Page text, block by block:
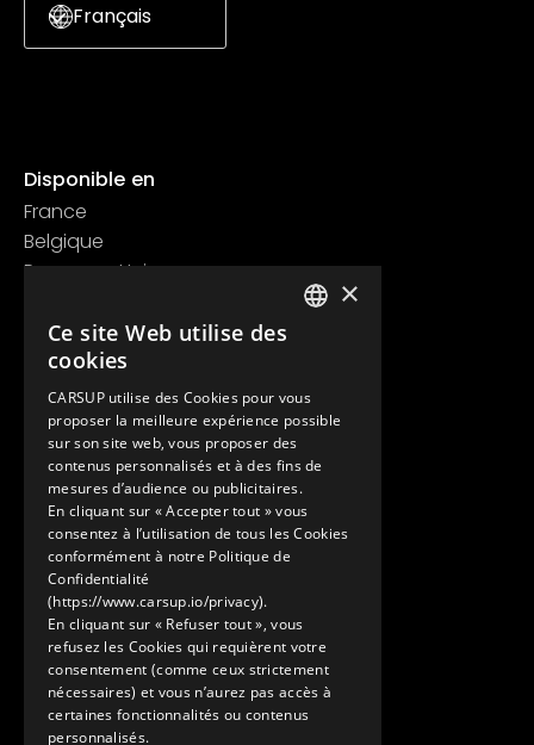
Français
Disponible en
France
Belgique
Royaume Uni
Contact
+33 1 89 47 00 43
contact@carsup.io
Page contact
Découvrir
Nos Conciergeries
Nos services
Le Showroom
L'univers Carsup
Le carnet de route
En savoir plus
Mentions légales
Politique de confidentialité
×
Ce site Web utilise des
cookies
CARSUP utilise des Cookies pour vous
proposer la meilleure expérience possible
sur son site web, vous proposer des
contenus personnalisés et à des fins de
mesures d’audience ou publicitaires.
En cliquant sur « Accepter tout » vous
consentez à l’utilisation de tous les Cookies
conformément à notre Politique de
Confidentialité
(https://www.carsup.io/privacy).
En cliquant sur « Refuser tout », vous
refusez les Cookies qui requièrent votre
consentement (comme ceux strictement
nécessaires) et vous n’aurez pas accès à
certaines fonctionnalités ou contenus
personnalisés.